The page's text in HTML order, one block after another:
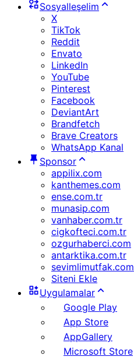
Sosyalleşelim
X
TikTok
Reddit
Envato
LinkedIn
YouTube
Pinterest
Facebook
DeviantArt
Brandfetch
Brave Creators
WhatsApp Kanal
Sponsor
appilix.com
kanthemes.com
ense.com.tr
munasip.com
vanhaber.com.tr
cigkofteci.com.tr
ozgurhaberci.com
antarktika.com.tr
sevimlimutfak.com
Siteni Ekle
Uygulamalar
Google Play
App Store
AppGallery
Microsoft Store